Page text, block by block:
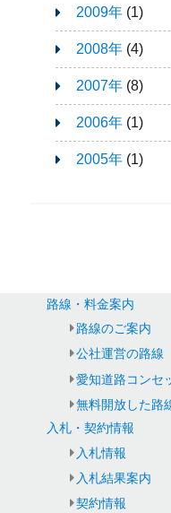
2009年(1)
2008年(4)
2007年(8)
2006年(1)
2005年(1)
路線・料金案内
路線のご案内
公社運営の路線
愛知道路コンセ
無料開放した路
入札・契約情報
入札情報
入札結果案内
契約情報